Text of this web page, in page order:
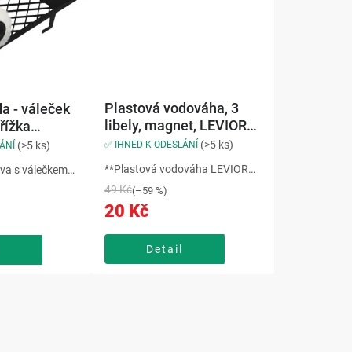
- váleček
Levior
(>5 ks)
s válečkem
disperzní,
i husté
práce, snadné
Plastová vodováha, 3
libely, magnet, LEVIOR
Levior
✅ IHNED K ODESLÁNÍ (>5 ks)
20 Kč
49 Kč(–59 %)
Detail
**Plastová vodováha LEVIOR
** v černém provedení o velikosti
230 milimetrů vám poslouží k
orientačnímu měření. Je
vybavena **třemi libelami. ** Na
bočních stranách je...